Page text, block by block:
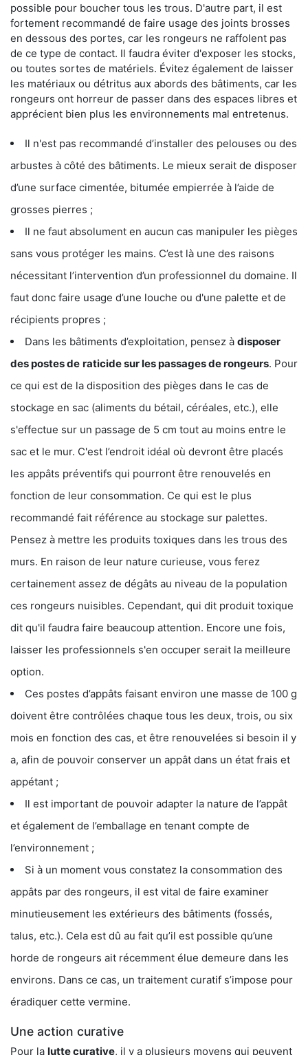
possible pour boucher tous les trous. D'autre part, il est
fortement recommandé de faire usage des joints brosses
en dessous des portes, car les rongeurs ne raffolent pas
de ce type de contact. Il faudra éviter d'exposer les stocks,
ou toutes sortes de matériels. Évitez également de laisser
les matériaux ou détritus aux abords des bâtiments, car les
rongeurs ont horreur de passer dans des espaces libres et
apprécient bien plus les environnements mal entretenus.
Il n'est pas recommandé d’installer des pelouses ou des
arbustes à côté des bâtiments. Le mieux serait de disposer
d’une surface cimentée, bitumée empierrée à l’aide de
grosses pierres ;
Il ne faut absolument en aucun cas manipuler les pièges
sans vous protéger les mains. C’est là une des raisons
nécessitant l’intervention d’un professionnel du domaine. Il
faut donc faire usage d’une louche ou d'une palette et de
récipients propres ;
Dans les bâtiments d’exploitation, pensez à disposer
des postes de raticide sur les passages de rongeurs. Pour
ce qui est de la disposition des pièges dans le cas de
stockage en sac (aliments du bétail, céréales, etc.), elle
s'effectue sur un passage de 5 cm tout au moins entre le
sac et le mur. C'est l’endroit idéal où devront être placés
les appâts préventifs qui pourront être renouvelés en
fonction de leur consommation. Ce qui est le plus
recommandé fait référence au stockage sur palettes.
Pensez à mettre les produits toxiques dans les trous des
murs. En raison de leur nature curieuse, vous ferez
certainement assez de dégâts au niveau de la population
ces rongeurs nuisibles. Cependant, qui dit produit toxique
dit qu'il faudra faire beaucoup attention. Encore une fois,
laisser les professionnels s'en occuper serait la meilleure
option.
Ces postes d’appâts faisant environ une masse de 100 g
doivent être contrôlées chaque tous les deux, trois, ou six
mois en fonction des cas, et être renouvelées si besoin il y
a, afin de pouvoir conserver un appât dans un état frais et
appétant ;
Il est important de pouvoir adapter la nature de l’appât
et également de l’emballage en tenant compte de
l’environnement ;
Si à un moment vous constatez la consommation des
appâts par des rongeurs, il est vital de faire examiner
minutieusement les extérieurs des bâtiments (fossés,
talus, etc.). Cela est dû au fait qu’il est possible qu’une
horde de rongeurs ait récemment élue demeure dans les
environs. Dans ce cas, un traitement curatif s’impose pour
éradiquer cette vermine.
Une action curative
Pour la lutte curative, il y a plusieurs moyens qui peuvent